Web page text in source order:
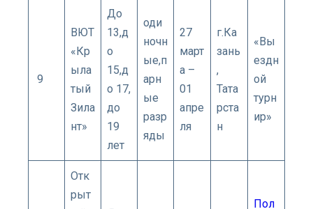
9
ВЮТ
«Кр
ыла
тый
Зила
нт»
До
13,д
о
15,д
о 17,
до
19
лет
оди
ночн
ые,п
арн
ые
разр
яды
27
март
а –
01
апре
ля
г.Ка
зань
,
Тата
рста
н
«Вы
ездн
ой
турн
ир»
Отк
рыт
Пол